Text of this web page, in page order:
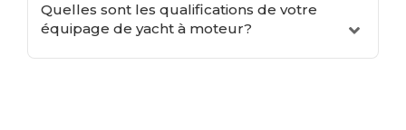
Quelles sont les qualifications de votre
équipage de yacht à moteur?